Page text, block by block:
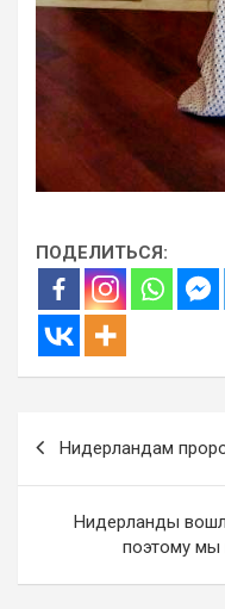
ПОДЕЛИТЬСЯ:
записям
Нидерландам
Нидерланды
поэтому мы